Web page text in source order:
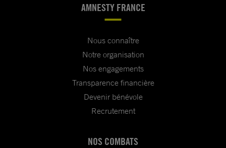
AMNESTY FRANCE
Nous connaître
Notre organisation
Nos engagements
Transparence financière
Devenir bénévole
Recrutement
NOS COMBATS